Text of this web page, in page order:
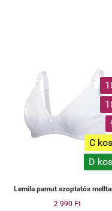
C
D
Lemila pamut szoptatós
2 990 Ft